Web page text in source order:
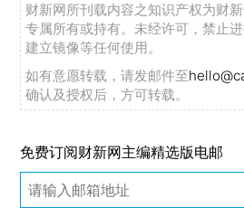
财新网所刊载内容之知识产权为财
专属所有或持有。未经许可，禁止
建立镜像等任何使用。
如有意愿转载，请发邮件至
确认及授权后，方可转载。
免费订阅财新网主编精选版电邮